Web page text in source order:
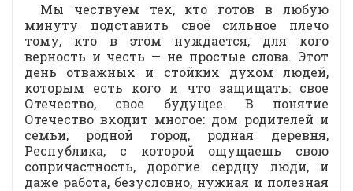
Мы чествуем тех, кто готов в любую
минуту подставить своё сильное плечо
тому, кто в этом нуждается, для кого
верность и честь — не простые слова. Этот
день отважных и стойких духом людей,
которым есть кого и что защищать: свое
Отечество, свое будущее. В понятие
Отечество входит многое: дом родителей и
семьи, родной город, родная деревня,
Республика, с которой ощущаешь свою
сопричастность, дорогие сердцу люди, и
даже работа, безусловно, нужная и полезная